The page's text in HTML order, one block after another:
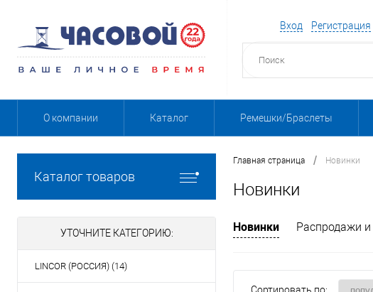
Вход Регистрация
О компании Каталог Ремешки/Браслеты
Каталог товаров
УТОЧНИТЕ КАТЕГОРИЮ:
LINCOR (РОССИЯ) (14)
Главная страница / Новинки
Новинки
Новинки Распродажи и